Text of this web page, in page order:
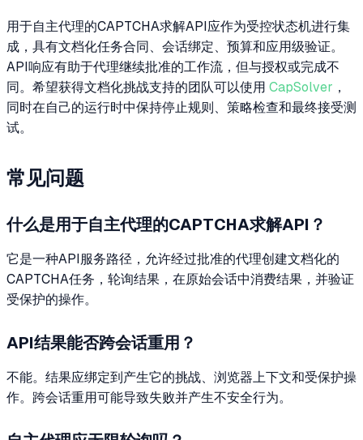
用于自主代理的CAPTCHA求解API应作为受控状态机进行集
成，具有文档化任务合同、会话绑定、预算和应用级验证。
API响应有助于代理继续批准的工作流，但与授权或完成不
同。希望获得文档化挑战支持的团队可以使用 CapSolver ，
同时在自己的运行时中保持停止规则、策略检查和最终接受测
试。
常见问题
什么是用于自主代理的CAPTCHA求解API？
它是一种API服务路径，允许经过批准的代理创建文档化的
CAPTCHA任务，轮询结果，在原始会话中消费结果，并验证
受保护的操作。
API结果能否跨会话重用？
不能。结果应绑定到产生它的挑战、浏览器上下文和受保护操
作。跨会话重用可能导致失败并产生不安全行为。